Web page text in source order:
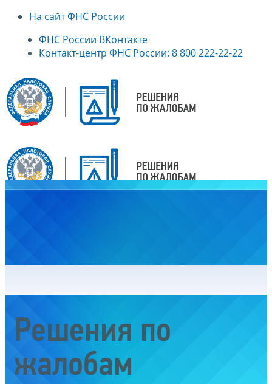
На сайт ФНС России
ФНС России ВКонтакте
Контакт-центр ФНС России: 8 800 222-22-22
Решения по
жалобам